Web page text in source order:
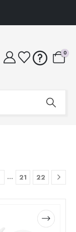
0
… 21 22